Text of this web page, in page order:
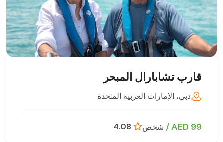
قارب تشابارال المبحر
دبي، الإمارات العربية المتحدة
99 AED / شخص